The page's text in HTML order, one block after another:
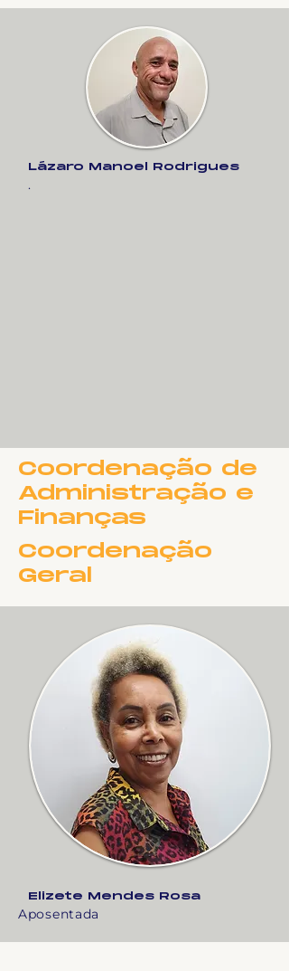
Lázaro Manoel Rodrigues
.
Coordenação de
Administração e
Finanças
Coordenação
Geral
Elizete Mendes Rosa
Aposentada